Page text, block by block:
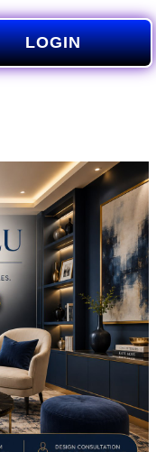
LOGIN